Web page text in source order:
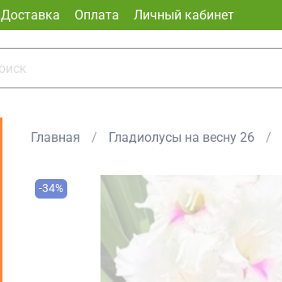
Доставка Оплата Личный кабинет
Главная Гладиолусы на весну 26
-34%